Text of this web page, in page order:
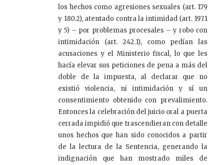
los hechos como agresiones sexuales (art. 179
y 180.2), atentado contra la intimidad (art. 197.1
y 5) – por problemas procesales – y robo con
intimidación (art. 242.1), como pedían las
acusaciones y el Ministerio fiscal, lo que les
hacía elevar sus peticiones de pena a más del
doble de la impuesta, al declarar que no
existió violencia, ni intimidación y sí un
consentimiento obtenido con prevalimiento.
Entonces la celebración del juicio oral a puerta
cerrada impidió que trascendieran con detalle
unos hechos que han sido conocidos a partir
de la lectura de la Sentencia, generando la
indignación que han mostrado miles de